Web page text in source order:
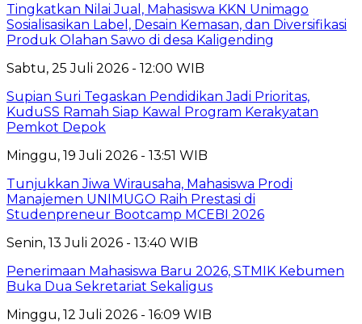
Tingkatkan Nilai Jual, Mahasiswa KKN Unimago
Sosialisasikan Label, Desain Kemasan, dan Diversifikasi
Produk Olahan Sawo di desa Kaligending
Sabtu, 25 Juli 2026 - 12:00 WIB
Supian Suri Tegaskan Pendidikan Jadi Prioritas,
KuduSS Ramah Siap Kawal Program Kerakyatan
Pemkot Depok
Minggu, 19 Juli 2026 - 13:51 WIB
Tunjukkan Jiwa Wirausaha, Mahasiswa Prodi
Manajemen UNIMUGO Raih Prestasi di
Studenpreneur Bootcamp MCEBI 2026
Senin, 13 Juli 2026 - 13:40 WIB
Penerimaan Mahasiswa Baru 2026, STMIK Kebumen
Buka Dua Sekretariat Sekaligus
Minggu, 12 Juli 2026 - 16:09 WIB